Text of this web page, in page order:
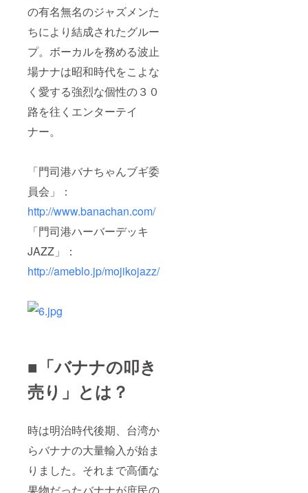
の有名無名のジャズメンた
ちにより結成されたグルー
プ。ボーカルを務める波止
場ナナは昭和時代をこよな
く愛する強烈な個性の３０
路を往くエンターテイ
ナー。
「門司港バナちゃんブギ委
員会」：
http://www.banachan.com/
「門司港ハーバーデッキ
JAZZ」：
http://ameblo.jp/mojikojazz/
■「バナナの叩き
売り」とは？
時は明治時代後期、台湾か
らバナナの大量輸入が始ま
りました。それまで高価な